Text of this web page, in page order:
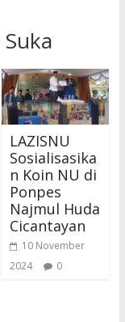
LAZISNU
Sosialisasika
n Koin NU di
Ponpes
Najmul Huda
Cicantayan
10 November
2024
0